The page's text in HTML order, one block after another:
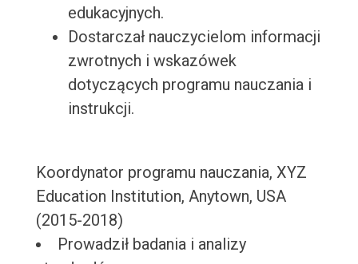
edukacyjnych.
Dostarczał nauczycielom informacji
zwrotnych i wskazówek
dotyczących programu nauczania i
instrukcji.
Koordynator programu nauczania, XYZ
Education Institution, Anytown, USA
(2015-2018)
Prowadził badania i analizy